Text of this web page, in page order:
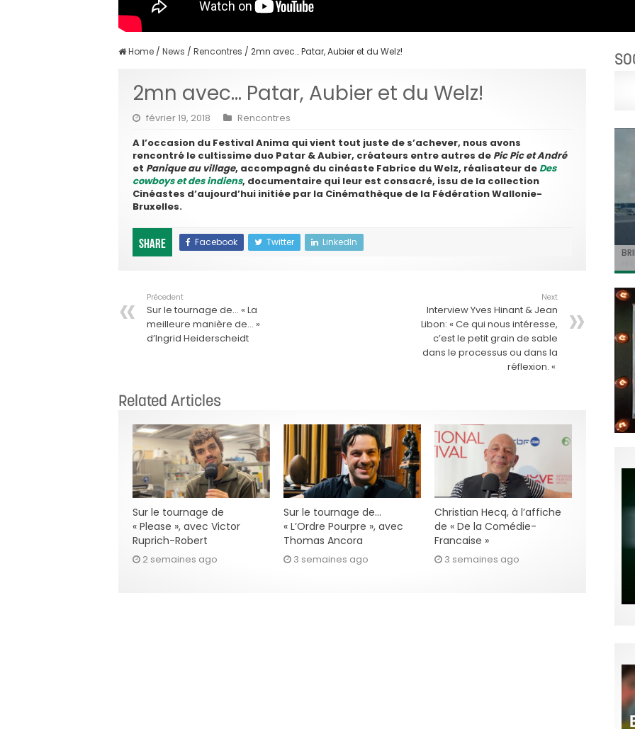
Home / News / Rencontres / 2mn avec… Patar, Aubier et du Welz!
2mn avec… Patar, Aubier et du Welz!
février 19, 2018
Rencontres
A l’occasion du Festival Anima qui vient tout juste de s’achever, nous avons
rencontré le cultissime duo Patar & Aubier, créateurs entre autres de Pic Pic et André
et Panique au village, accompagné du cinéaste Fabrice du Welz, réalisateur de Des
cowboys et des indiens, documentaire qui leur est consacré, issu de la collection
Cinéastes d’aujourd’hui initiée par la Cinémathèque de la Fédération Wallonie-
Bruxelles.
Share Facebook Twitter LinkedIn
Précedent
Sur le tournage de… « La
meilleure manière de… »
d’Ingrid Heiderscheidt
Next
Interview Yves Hinant & Jean
Libon: « Ce qui nous intéresse,
c’est le petit grain de sable
dans le processus ou dans la
réflexion. «
Related Articles
Sur le tournage de
« Please », avec Victor
Ruprich-Robert
2 semaines ago
Sur le tournage de…
« L’Ordre Pourpre », avec
Thomas Ancora
3 semaines ago
Christian Hecq, à l’affiche
de « De la Comédie-
Francaise »
3 semaines ago
du
«
«